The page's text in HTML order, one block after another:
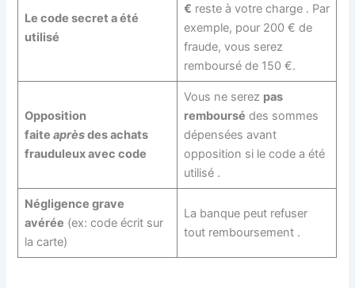
Le code secret a été
utilisé
€ reste à votre charge . Par
exemple, pour 200 € de
fraude, vous serez
remboursé de 150 €.
Opposition
faite aprèsdes achats
frauduleux avec code
Vous ne serez pas
remboursé des sommes
dépensées avant
opposition si le code a été
utilisé .
Négligence grave
avérée (ex: code écrit sur
la carte)
La banque peut refuser
tout remboursement .